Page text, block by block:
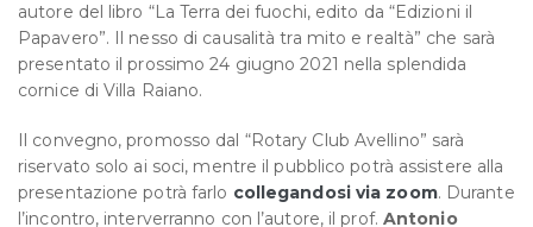
autore del libro “La Terra dei fuochi, edito da “Edizioni il
Papavero”. Il nesso di causalità tra mito e realtà” che sarà
presentato il prossimo 24 giugno 2021 nella splendida
cornice di Villa Raiano.
Il convegno, promosso dal “Rotary Club Avellino” sarà
riservato solo ai soci, mentre il pubblico potrà assistere alla
presentazione potrà farlo collegandosi via zoom. Durante
l’incontro, interverranno con l’autore, il prof. Antonio